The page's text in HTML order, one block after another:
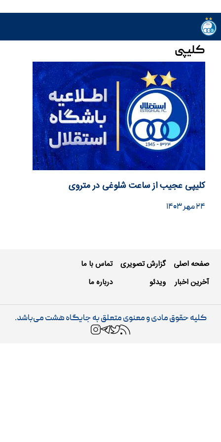
کلیپی
کلیپی عجیب از ساعت شلوغی در متروی
۲۴ مهر ۱۴۰۳
صفحه اصلی
آخرین اخبار
گزارش تصویری
ویدئو
تماس با ما
درباره ما
کلیه حقوق مادی و معنوی متعلق به جایگاه هشت می‌باشد.